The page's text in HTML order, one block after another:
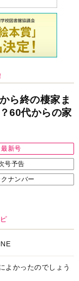
ら終の棲家ま
60代からの家
最新号
号予告
ナンバー
よかったのでしょう